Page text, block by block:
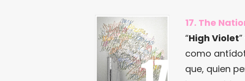
17. The
“High Violet
como
que, quien